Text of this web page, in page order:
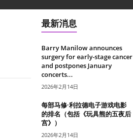
最新消息
Barry Manilow announces
surgery for early-stage cancer
and postpones January
concerts...
2026年2月14日
每部马修·利拉德电子游戏电影
的排名（包括《玩具熊的五夜后
宫》）
2026年2月14日